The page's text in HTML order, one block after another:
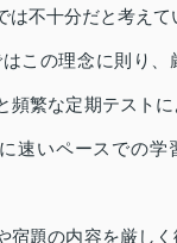
は不十分だと考えて
この理念に則り、
頻繁な定期テスト
速いペースでの学
宿題の内容を厳し